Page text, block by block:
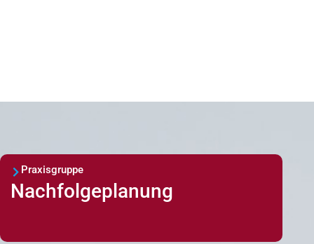
Praxisgruppe
Nachfolgeplanung